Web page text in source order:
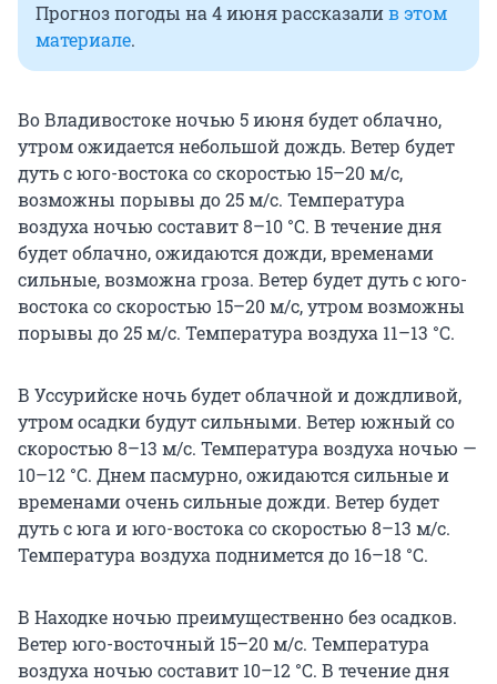
Прогноз погоды на 4 июня рассказалив этом
материале.
Во Владивостоке ночью 5 июня будет облачно,
утром ожидается небольшой дождь. Ветер будет
дуть с юго-востока со скоростью 15–20 м/с,
возможны порывы до 25 м/с. Температура
воздуха ночью составит 8–10 °C. В течение дня
будет облачно, ожидаются дожди, временами
сильные, возможна гроза. Ветер будет дуть с юго-
востока со скоростью 15–20 м/с, утром возможны
порывы до 25 м/с. Температура воздуха 11–13 °C.
В Уссурийске ночь будет облачной и дождливой,
утром осадки будут сильными. Ветер южный со
скоростью 8–13 м/с. Температура воздуха ночью —
10–12 °C. Днем пасмурно, ожидаются сильные и
временами очень сильные дожди. Ветер будет
дуть с юга и юго-востока со скоростью 8–13 м/с.
Температура воздуха поднимется до 16–18 °C.
В Находке ночью преимущественно без осадков.
Ветер юго-восточный 15–20 м/с. Температура
воздуха ночью составит 10–12 °C. В течение дня